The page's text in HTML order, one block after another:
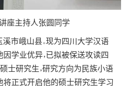
讲座主持人张圆同学
溪市峨山县。现为四川大学汉语
学业优异，已拟被保送攻读四
士研究生，研究方向为民族小语
将正式开启他的硕士研究生学习